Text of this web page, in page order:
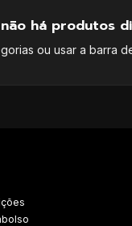
há produtos
ou usar a barra